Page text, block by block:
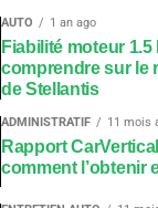
AUTO 1 an ago
Fiabilité moteur
comprendre sur le
de Stellantis
ADMINISTRATIF 11 mois
Rapport
comment l’obtenir